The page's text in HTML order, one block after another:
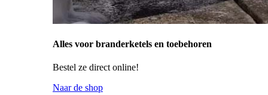
Alles voor branderketels en toebehoren
Bestel ze direct online!
Naar de shop